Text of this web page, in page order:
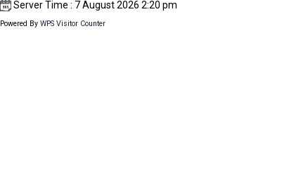
Server Time : 7 August 2026 2:20 pm
Powered By WPS Visitor Counter